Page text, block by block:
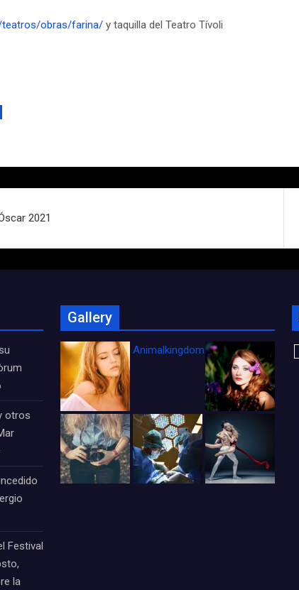
teatros/obras/farina/ y taquilla del Teatro Tívoli
2021
otros
Festival
la
Gallery
Animalkingdom_FichaCine